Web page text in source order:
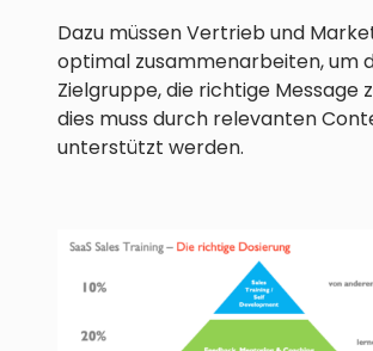
Dazu müssen Vertrieb und
optimal zusammenarbeiten, um
Zielgruppe, die richtige Message
dies muss durch relevanten
unterstützt werden.